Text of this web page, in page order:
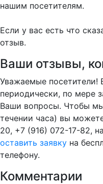
нашим посетителям.
Если у вас есть что
отзыв.
Ваши отзывы,
Уважаемые
периодически, по мере
Ваши вопросы. Чтобы
течении часа) вы
20, +7 (916) 072-17-82,
оставить заявку на
телефону.
Комментарии